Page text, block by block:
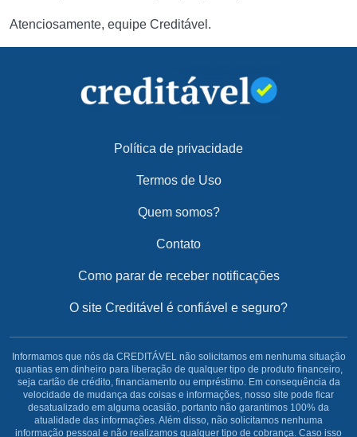
Atenciosamente, equipe Creditável.
Política de privacidade
Termos de Uso
Quem somos?
Contato
Como parar de receber notificações
O site Creditável é confiável e seguro?
Informamos que nós da CREDITÁVEL não solicitamos em nenhuma situação
quantias em dinheiro para liberação de qualquer tipo de produto financeiro,
seja cartão de crédito, financiamento ou empréstimo. Em consequência da
velocidade de mudança das coisas e informações, nosso site pode ficar
desatualizado em alguma ocasião, portanto não garantimos 100% da
atualidade das informações. Além disso, não solicitamos nenhuma
informação pessoal e não realizamos qualquer tipo de cobrança. Caso isso